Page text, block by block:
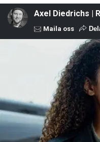
Axel Diedrichs |
Maila oss